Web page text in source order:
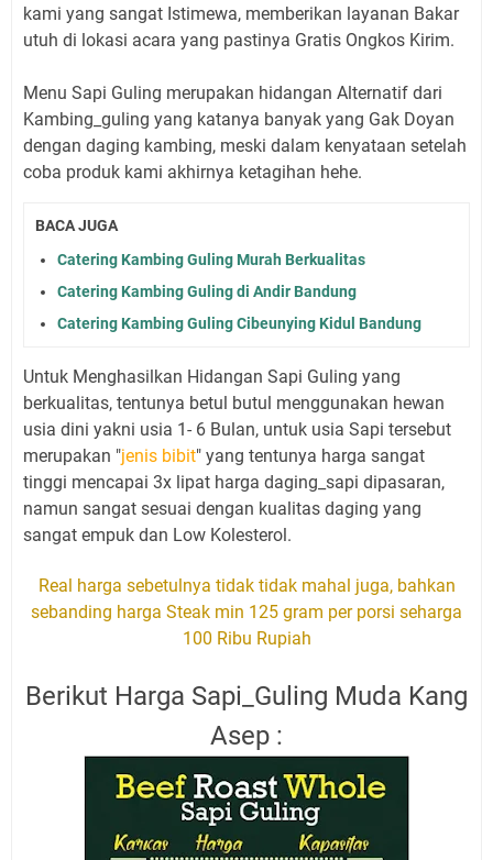
kami yang sangat Istimewa, memberikan layanan Bakar
utuh di lokasi acara yang pastinya Gratis Ongkos Kirim.
Menu Sapi Guling merupakan hidangan Alternatif dari
Kambing_guling yang katanya banyak yang Gak Doyan
dengan daging kambing, meski dalam kenyataan setelah
coba produk kami akhirnya ketagihan hehe.
BACA JUGA
Catering Kambing Guling Murah Berkualitas
Catering Kambing Guling di Andir Bandung
Catering Kambing Guling Cibeunying Kidul Bandung
Untuk Menghasilkan Hidangan Sapi Guling yang
berkualitas, tentunya betul butul menggunakan hewan
usia dini yakni usia 1- 6 Bulan, untuk usia Sapi tersebut
merupakan "jenis bibit" yang tentunya harga sangat
tinggi mencapai 3x lipat harga daging_sapi dipasaran,
namun sangat sesuai dengan kualitas daging yang
sangat empuk dan Low Kolesterol.
Real harga sebetulnya tidak tidak mahal juga, bahkan
sebanding harga Steak min 125 gram per porsi seharga
100 Ribu Rupiah
Berikut Harga Sapi_Guling Muda Kang
Asep :